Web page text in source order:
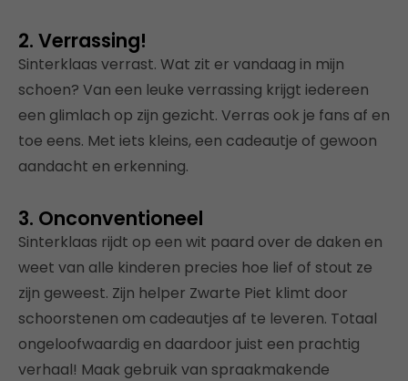
2. Verrassing!
Sinterklaas verrast. Wat zit er vandaag in mijn
schoen? Van een leuke verrassing krijgt iedereen
een glimlach op zijn gezicht. Verras ook je fans af en
toe eens. Met iets kleins, een cadeautje of gewoon
aandacht en erkenning.
3. Onconventioneel
Sinterklaas rijdt op een wit paard over de daken en
weet van alle kinderen precies hoe lief of stout ze
zijn geweest. Zijn helper Zwarte Piet klimt door
schoorstenen om cadeautjes af te leveren. Totaal
ongeloofwaardig en daardoor juist een prachtig
verhaal! Maak gebruik van spraakmakende